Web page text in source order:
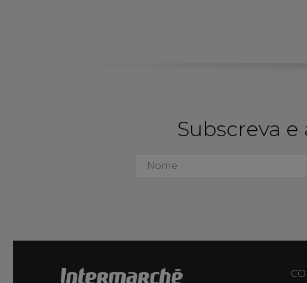
Subscreva